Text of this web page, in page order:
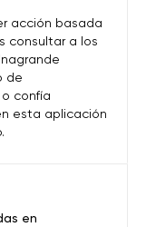
en
acción basada
consultar a los
de
confía
esta aplicación